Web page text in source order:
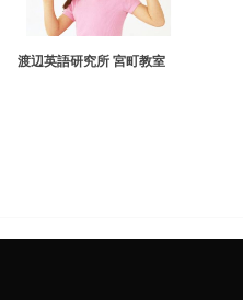
渡辺英語研究所 宮町教室